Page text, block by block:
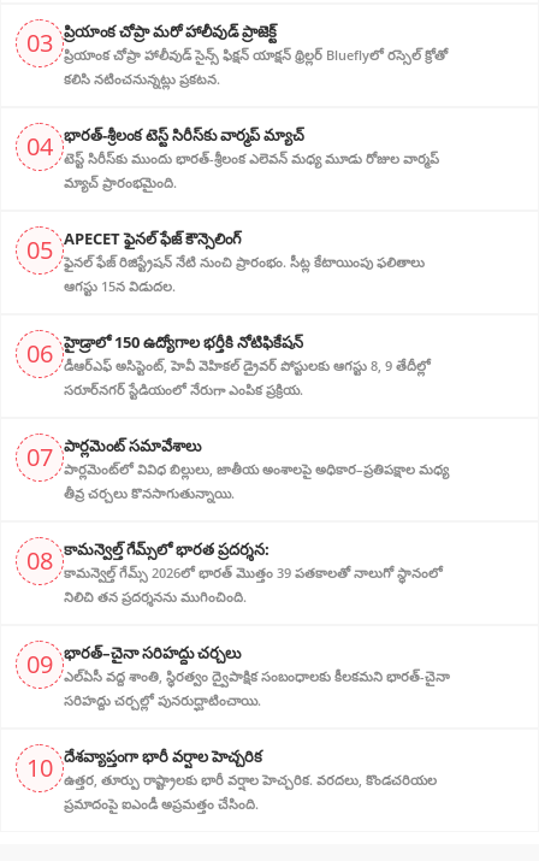
03 ప్రియాంక చోప్రా మరో హాలీవుడ్ ప్రాజెక్ట్
ప్రియాంక చోప్రా హాలీవుడ్ సైన్స్ ఫిక్షన్ యాక్షన్ థ్రిల్లర్ Blueflyలో రస్సెల్ క్రోతో
కలిసి నటించనున్నట్లు ప్రకటన.
04 భారత్-శ్రీలంక టెస్ట్ సిరీస్‌కు వార్మప్ మ్యాచ్
టెస్ట్ సిరీస్‌కు ముందు భారత్-శ్రీలంక ఎలెవన్ మధ్య మూడు రోజుల వార్మప్
మ్యాచ్ ప్రారంభమైంది.
05 APECET ఫైనల్ ఫేజ్ కౌన్సెలింగ్
ఫైనల్ ఫేజ్ రిజిస్ట్రేషన్ నేటి నుంచి ప్రారంభం. సీట్ల కేటాయింపు ఫలితాలు
ఆగస్టు 15న విడుదల.
06 హైడ్రాలో 150 ఉద్యోగాల భర్తీకి నోటిఫికేషన్
డీఆర్‌ఎఫ్ అసిస్టెంట్, హెవీ వెహికల్ డ్రైవర్ పోస్టులకు ఆగస్టు 8, 9 తేదీల్లో
సరూర్‌నగర్ స్టేడియంలో నేరుగా ఎంపిక ప్రక్రియ.
07 పార్లమెంట్ సమావేశాలు
పార్లమెంట్‌లో వివిధ బిల్లులు, జాతీయ అంశాలపై అధికార–ప్రతిపక్షాల మధ్య
తీవ్ర చర్చలు కొనసాగుతున్నాయి.
08 కామన్వెల్త్ గేమ్స్‌లో భారత ప్రదర్శన:
కామన్వెల్త్ గేమ్స్ 2026లో భారత్ మొత్తం 39 పతకాలతో నాలుగో స్థానంలో
నిలిచి తన ప్రదర్శనను ముగించింది.
09 భారత్–చైనా సరిహద్దు చర్చలు
ఎల్‌ఏసీ వద్ద శాంతి, స్థిరత్వం ద్వైపాక్షిక సంబంధాలకు కీలకమని భారత్-చైనా
సరిహద్దు చర్చల్లో పునరుద్ఘాటించాయి.
10 దేశవ్యాప్తంగా భారీ వర్షాల హెచ్చరిక
ఉత్తర, తూర్పు రాష్ట్రాలకు భారీ వర్షాల హెచ్చరిక. వరదలు, కొండచరియల
ప్రమాదంపై ఐఎండీ అప్రమత్తం చేసింది.